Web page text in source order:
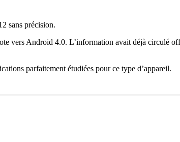
sans précision.
vers Android 4.0. L’information avait déjà circulé
parfaitement étudiées pour ce type d’appareil.